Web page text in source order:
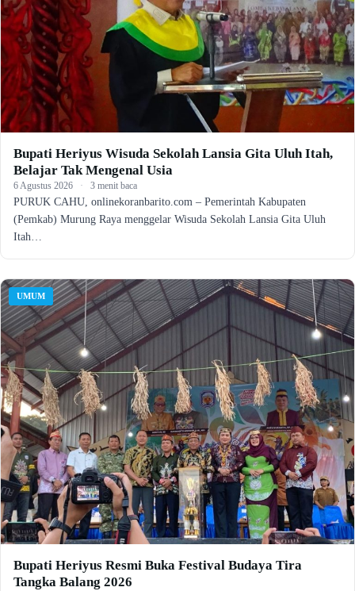
Bupati Heriyus Wisuda Sekolah Lansia Gita Uluh Itah,
Belajar Tak Mengenal Usia
6 Agustus 2026 · 3 menit baca
PURUK CAHU, onlinekoranbarito.com – Pemerintah Kabupaten
(Pemkab) Murung Raya menggelar Wisuda Sekolah Lansia Gita Uluh
Itah…
UMUM
Bupati Heriyus Resmi Buka Festival Budaya Tira
Tangka Balang 2026